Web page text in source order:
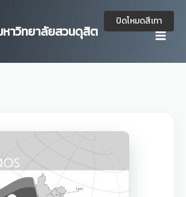
าวิทยาลัยสวนดุสิต
ปิดโหมดสีเทา